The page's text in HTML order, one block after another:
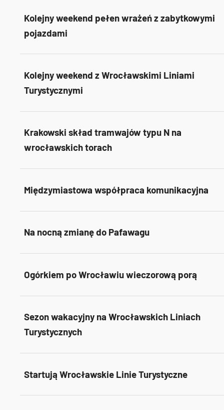
Kolejny weekend pełen wrażeń z zabytkowymi
pojazdami
Kolejny weekend z Wrocławskimi Liniami
Turystycznymi
Krakowski skład tramwajów typu N na
wrocławskich torach
Międzymiastowa współpraca komunikacyjna
Na nocną zmianę do Pafawagu
Ogórkiem po Wrocławiu wieczorową porą
Sezon wakacyjny na Wrocławskich Liniach
Turystycznych
Startują Wrocławskie Linie Turystyczne